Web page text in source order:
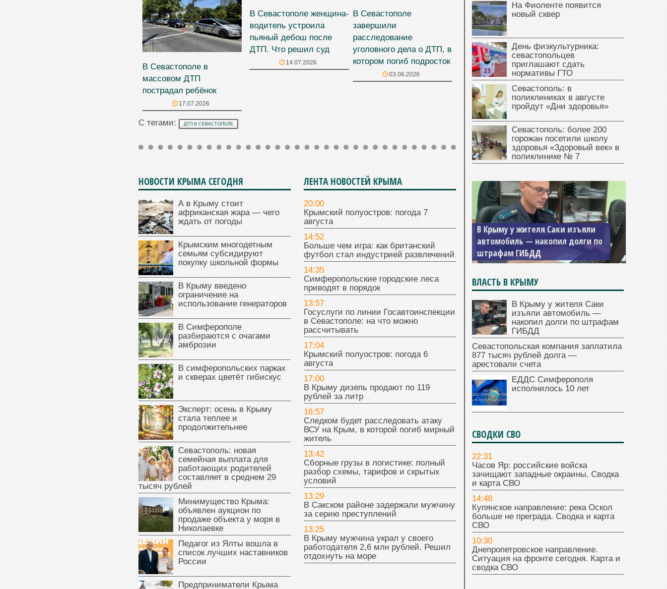
В Севастополе в
массовом ДТП
пострадал ребёнок
17.07.2026
В Севастополе женщина-
водитель устроила
пьяный дебош после
ДТП. Что решил суд
14.07.2026
В Севастополе
завершили
расследование
уголовного дела о ДТП, в
котором погиб подросток
03.06.2026
С тегами: ДТП В СЕВАСТОПОЛЕ
НОВОСТИ КРЫМА СЕГОДНЯ
А в Крыму стоит
африканская жара — чего
ждать от погоды
Крымским многодетным
семьям субсидируют
покупку школьной формы
В Крыму введено
ограничение на
использование генераторов
В Симферополе
разбираются с очагами
амброзии
В симферопольских парках
и скверах цветёт гибискус
Эксперт: осень в Крыму
стала теплее и
продолжительнее
Севастополь: новая
семейная выплата для
работающих родителей
составляет в среднем 29
тысяч рублей
Минимущество Крыма:
объявлен аукцион по
продаже объекта у моря в
Николаевке
Педагог из Ялты вошла в
список лучших наставников
России
Предприниматели Крыма
ЛЕНТА НОВОСТЕЙ КРЫМА
20:00
Крымский полуостров: погода 7
августа
14:52
Больше чем игра: как британский
футбол стал индустрией развлечений
14:35
Симферопольские городские леса
приводят в порядок
13:57
Госуслуги по линии Госавтоинспекции
в Севастополе: на что можно
рассчитывать
17:04
Крымский полуостров: погода 6
августа
17:00
В Крыму дизель продают по 119
рублей за литр
16:57
Следком будет расследовать атаку
ВСУ на Крым, в которой погиб мирный
житель
13:42
Сборные грузы в логистике: полный
разбор схемы, тарифов и скрытых
условий
13:29
В Сакском районе задержали мужчину
за серию преступлений
13:25
В Крыму мужчина украл у своего
работодателя 2,6 млн рублей. Решил
отдохнуть на море
На Фиоленте появится
новый сквер
День физкультурника:
севастопольцев
приглашают сдать
нормативы ГТО
Севастополь: в
поликлиниках в августе
пройдут «Дни здоровья»
Севастополь: более 200
горожан посетили школу
здоровья «Здоровый век» в
поликлинике № 7
В Крыму у жителя Саки изъяли
автомобиль — накопил долги по
штрафам ГИБДД
ВЛАСТЬ В КРЫМУ
В Крыму у жителя Саки
изъяли автомобиль —
накопил долги по штрафам
ГИБДД
Севастопольская компания заплатила
877 тысяч рублей долга —
арестовали счета
ЕДДС Симферополя
исполнилось 10 лет
СВОДКИ СВО
22:31
Часов Яр: российские войска
зачищают западные окраины. Сводка
и карта СВО
14:48
Купянское направление: река Оскол
больше не преграда. Сводка и карта
СВО
10:30
Днепропетровское направление.
Ситуация на фронте сегодня. Карта и
сводка СВО